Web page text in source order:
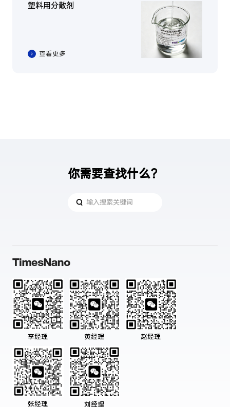
塑料用分散剂
查看更多
你需要查找什么？
李经理 黄经理 赵经理
张经理 刘经理